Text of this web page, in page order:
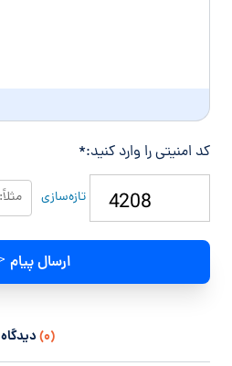
کد امنیتی را وارد کنید:*
تازه‌سازی
ارسال پیام
(۰) دیدگاه